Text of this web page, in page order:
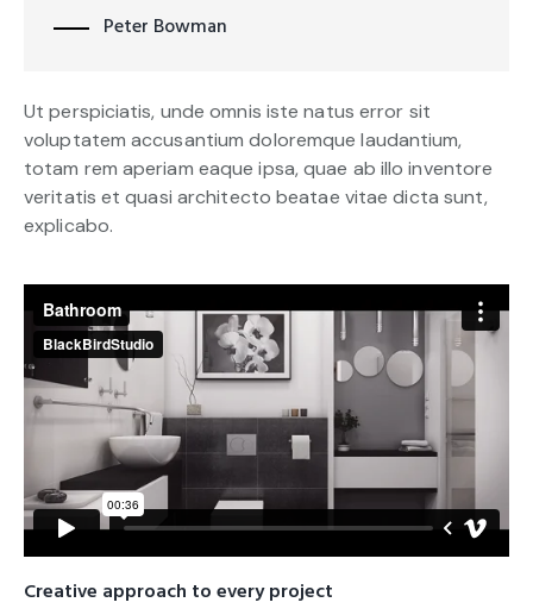
Peter Bowman
Ut perspiciatis, unde omnis iste natus error sit
voluptatem accusantium doloremque laudantium,
totam rem aperiam eaque ipsa, quae ab illo inventore
veritatis et quasi architecto beatae vitae dicta sunt,
explicabo.
Creative approach to every project